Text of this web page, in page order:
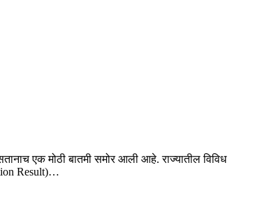
एक मोठी बातमी समोर आली आहे. राज्यातील विविध
Result)…